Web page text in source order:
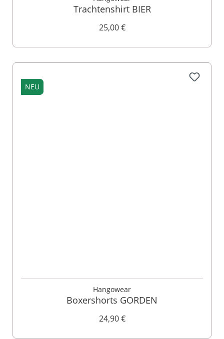
Trachtenshirt BIER
25,00 €
NEU
Hangowear
Boxershorts GORDEN
24,90 €